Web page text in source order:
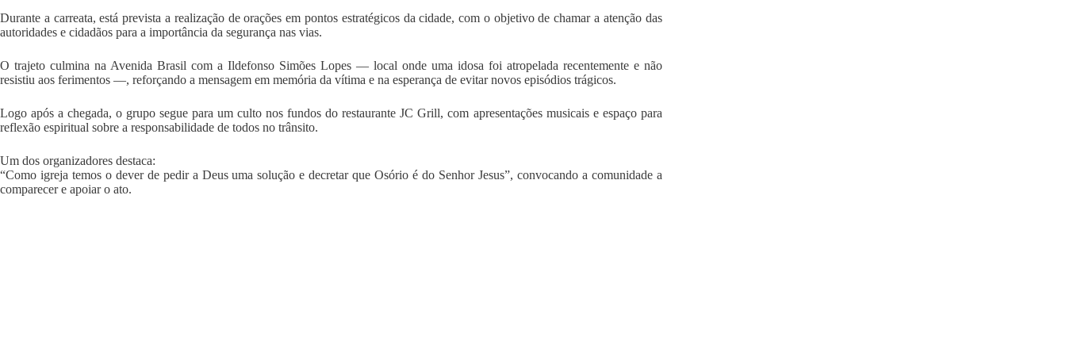
Durante a carreata, está prevista a realização de orações em pontos estratégicos da cidade, com o objetivo de chamar a atenção das
autoridades e cidadãos para a importância da segurança nas vias.
O trajeto culmina na Avenida Brasil com a Ildefonso Simões Lopes — local onde uma idosa foi atropelada recentemente e não
resistiu aos ferimentos —, reforçando a mensagem em memória da vítima e na esperança de evitar novos episódios trágicos.
Logo após a chegada, o grupo segue para um culto nos fundos do restaurante JC Grill, com apresentações musicais e espaço para
reflexão espiritual sobre a responsabilidade de todos no trânsito.
Um dos organizadores destaca:
“Como igreja temos o dever de pedir a Deus uma solução e decretar que Osório é do Senhor Jesus”, convocando a comunidade a
comparecer e apoiar o ato.